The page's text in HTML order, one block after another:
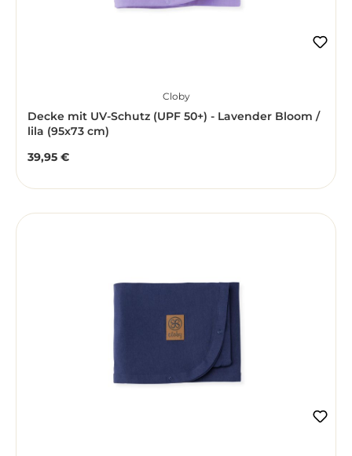
Cloby
Decke mit UV-Schutz (UPF 50+) - Lavender Bloom /
lila (95x73 cm)
Regulärer Preis:
39,95 €